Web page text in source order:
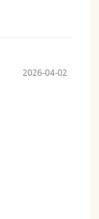
2026-04-02